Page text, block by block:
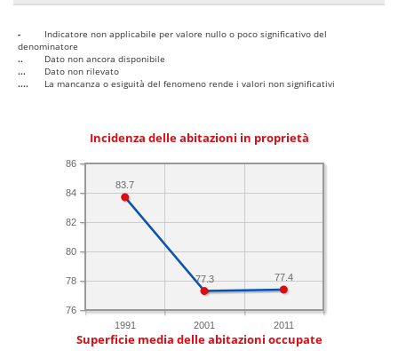
-
Indicatore non applicabile per valore nullo o poco significativo del
denominatore
..
Dato non ancora disponibile
...
Dato non rilevato
....
La mancanza o esiguità del fenomeno rende i valori non significativi
Incidenza delle abitazioni in proprietà
1991 2001 2011
76
78
80
82
84
86
77.4
77.3
83.7
Superficie media delle abitazioni occupate